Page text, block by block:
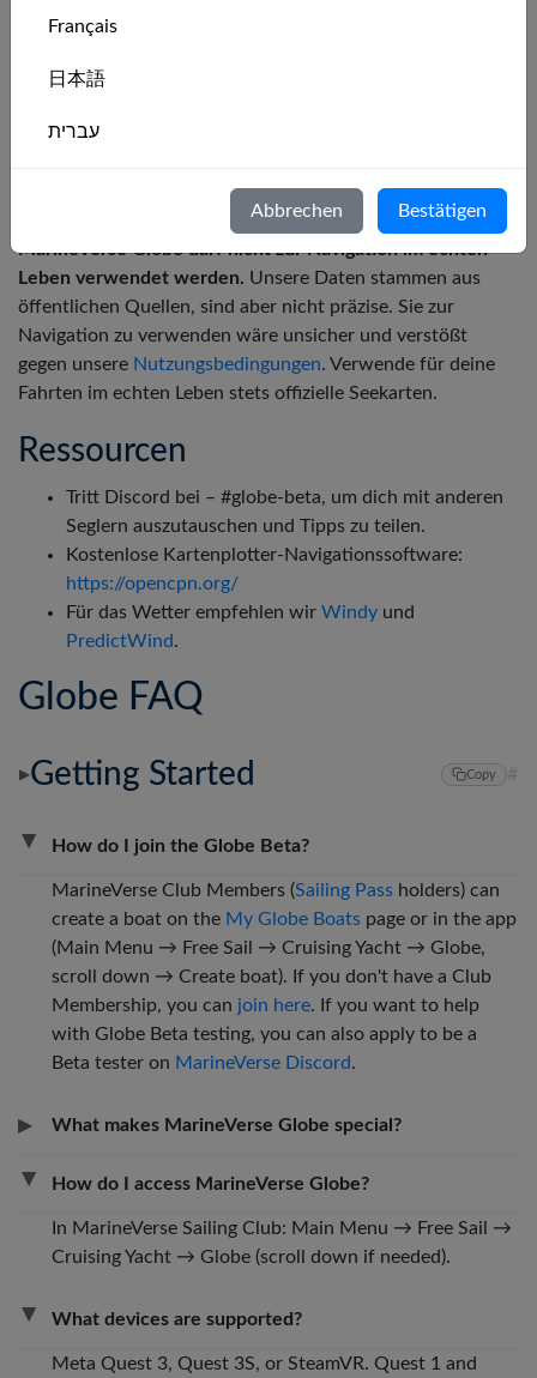
Die in MarineVerse Globe verwendeten
Daten.
Haftungsausschluss
MarineVerse Globe darf nicht zur Navigation im echten
Leben verwendet werden. Unsere Daten stammen aus
öffentlichen Quellen, sind aber nicht präzise. Sie zur
Navigation zu verwenden wäre unsicher und verstößt
gegen unsere Nutzungsbedingungen. Verwende für deine
Fahrten im echten Leben stets offizielle Seekarten.
Ressourcen
Tritt Discord bei – #globe-beta, um dich mit anderen
Seglern auszutauschen und Tipps zu teilen.
Kostenlose Kartenplotter-Navigationssoftware:
https://opencpn.org/
Für das Wetter empfehlen wir Windy und
PredictWind.
Globe FAQ
▶Getting Started Copy #
▶ How do I join the Globe Beta?
MarineVerse Club Members (Sailing Pass holders) can
create a boat on the My Globe Boats page or in the app
(Main Menu → Free Sail → Cruising Yacht → Globe,
scroll down → Create boat). If you don't have a Club
Membership, you can join here. If you want to help
with Globe Beta testing, you can also apply to be a
Beta tester on MarineVerse Discord.
▶ What makes MarineVerse Globe special?
▶ How do I access MarineVerse Globe?
In MarineVerse Sailing Club: Main Menu → Free Sail →
Cruising Yacht → Globe (scroll down if needed).
▶ What devices are supported?
Meta Quest 3, Quest 3S, or SteamVR. Quest 1 and
Français
日本語
עברית
Português
Svenska
Abbrechen Bestätigen